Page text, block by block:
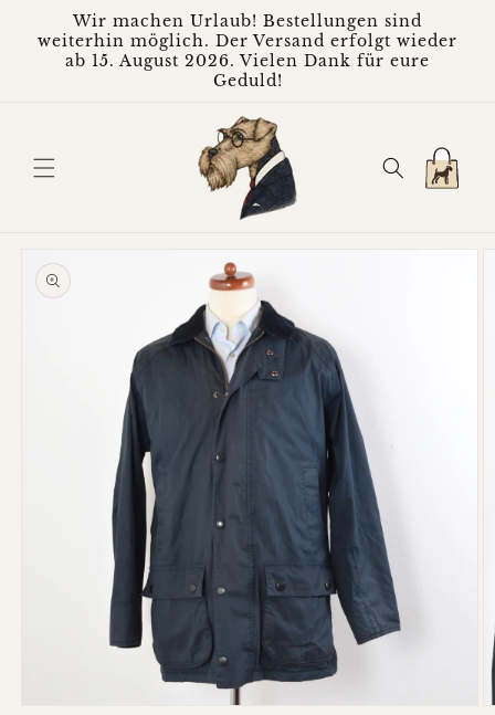
Inhalt
Wir machen Urlaub! Bestellungen sind
weiterhin möglich. Der Versand erfolgt wieder
ab 15. August 2026. Vielen Dank für eure
Geduld!
Warenkorb